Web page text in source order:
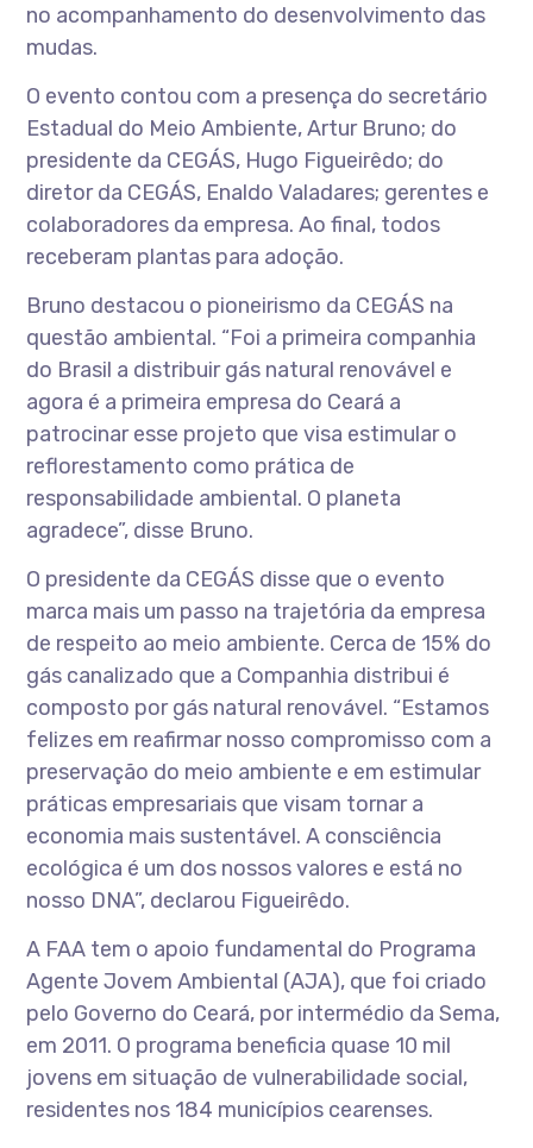
no acompanhamento do desenvolvimento das
mudas.
O evento contou com a presença do secretário
Estadual do Meio Ambiente, Artur Bruno; do
presidente da CEGÁS, Hugo Figueirêdo; do
diretor da CEGÁS, Enaldo Valadares; gerentes e
colaboradores da empresa. Ao final, todos
receberam plantas para adoção.
Bruno destacou o pioneirismo da CEGÁS na
questão ambiental. “Foi a primeira companhia
do Brasil a distribuir gás natural renovável e
agora é a primeira empresa do Ceará a
patrocinar esse projeto que visa estimular o
reflorestamento como prática de
responsabilidade ambiental. O planeta
agradece”, disse Bruno.
O presidente da CEGÁS disse que o evento
marca mais um passo na trajetória da empresa
de respeito ao meio ambiente. Cerca de 15% do
gás canalizado que a Companhia distribui é
composto por gás natural renovável. “Estamos
felizes em reafirmar nosso compromisso com a
preservação do meio ambiente e em estimular
práticas empresariais que visam tornar a
economia mais sustentável. A consciência
ecológica é um dos nossos valores e está no
nosso DNA”, declarou Figueirêdo.
A FAA tem o apoio fundamental do Programa
Agente Jovem Ambiental (AJA), que foi criado
pelo Governo do Ceará, por intermédio da Sema,
em 2011. O programa beneficia quase 10 mil
jovens em situação de vulnerabilidade social,
residentes nos 184 municípios cearenses.